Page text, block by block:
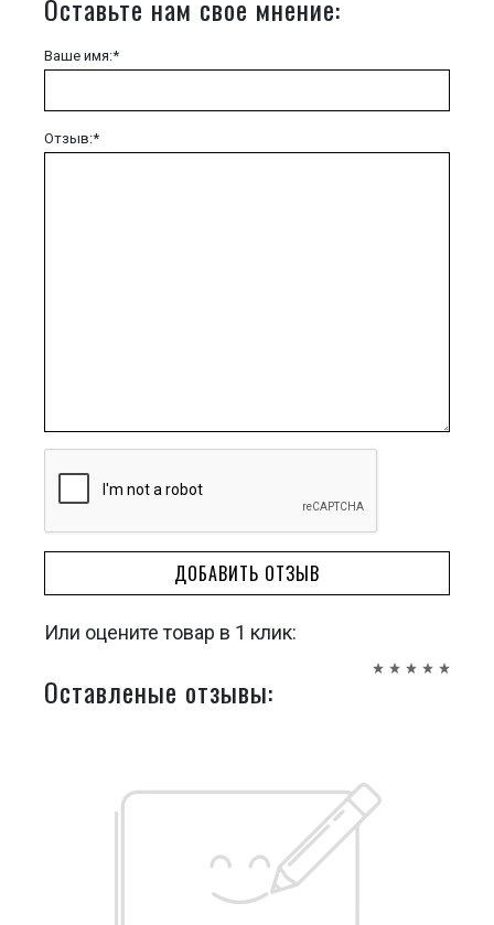
Оставьте нам свое мнение:
Ваше имя:*
Отзыв:*
ДОБАВИТЬ ОТЗЫВ
Или оцените товар в 1 клик:
Оставленые отзывы: